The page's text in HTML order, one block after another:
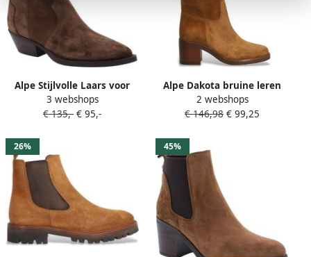
Alpe Stijlvolle Laars voor
dagelijks gebruik
3 webshops
€ 135,- € 95,-
Alpe Dakota bruine leren
laarzen
2 webshops
€ 146,98 € 99,25
26% 45%